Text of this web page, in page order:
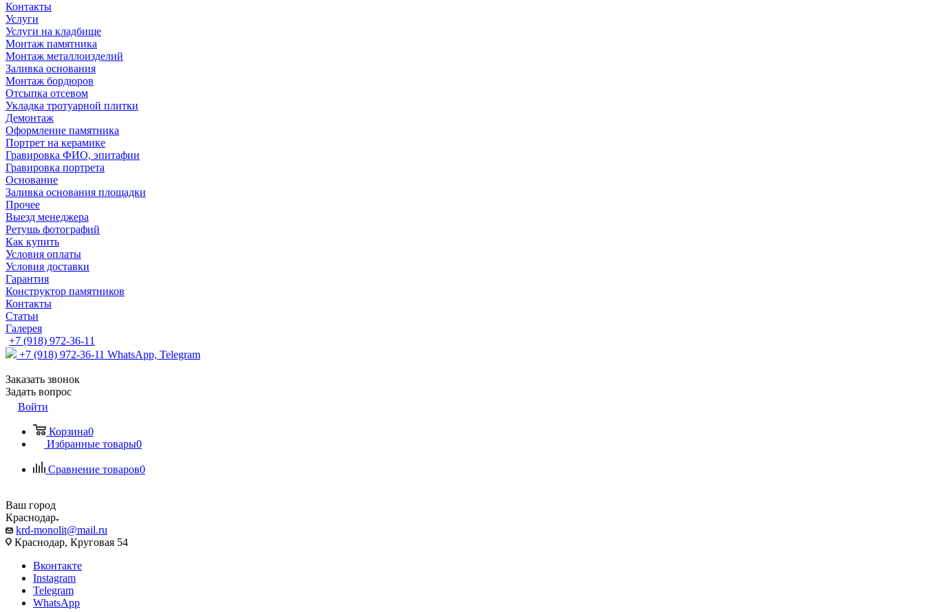
Контакты
Услуги
Услуги на кладбище
Монтаж памятника
Монтаж металлоизделий
Заливка основания
Монтаж бордюров
Отсыпка отсевом
Укладка тротуарной плитки
Демонтаж
Оформление памятника
Портрет на керамике
Гравировка ФИО, эпитафии
Гравировка портрета
Основание
Заливка основания площадки
Прочее
Выезд менеджера
Ретушь фотографий
Как купить
Условия оплаты
Условия доставки
Гарантия
Конструктор памятников
Контакты
Статьи
Галерея
+7 (918) 972-36-11
+7 (918) 972-36-11 WhatsApp, Telegram
Заказать звонок
Задать вопрос
Войти
Корзина0
Избранные товары0
Сравнение товаров0
Ваш город
Краснодар
krd-monolit@mail.ru
Краснодар, Круговая 54
Вконтакте
Instagram
Telegram
WhatsApp